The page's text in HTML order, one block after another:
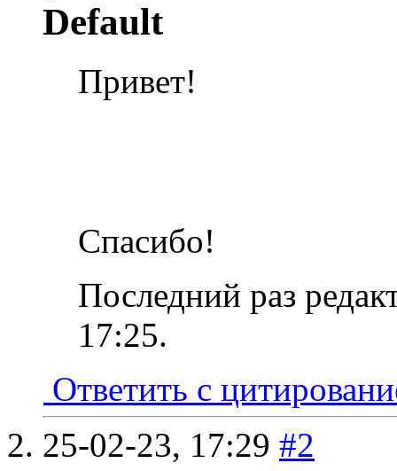
Привет!
Спасибо!
Последний раз
17:25.
Ответить с
25-02-23, 17:29 #2